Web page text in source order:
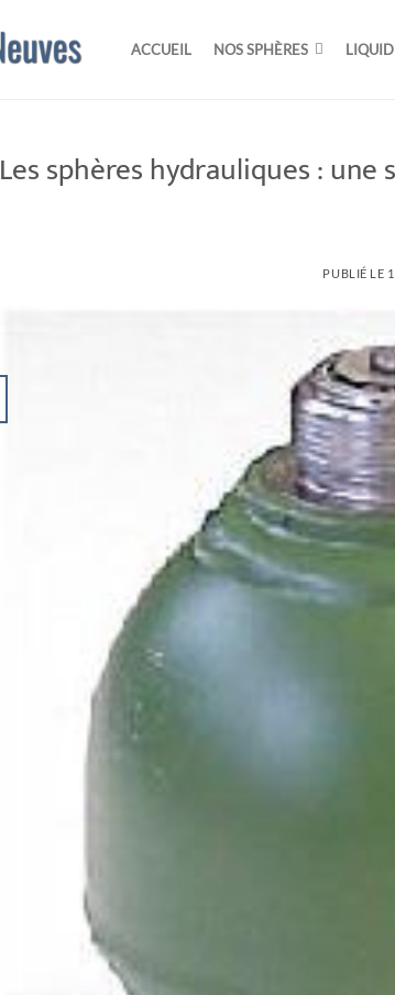
ACCUEIL NOS SPHÈRES
Les sphères hydrauliques :
PUBLIÉ LE